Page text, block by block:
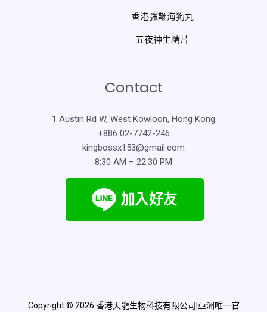
香港強鞭海狗丸
五夜神生精片
Contact
1 Austin Rd W, West Kowloon, Hong Kong
+886 02-7742-246
kingbossx153@gmail.com
8:30 AM – 22:30 PM
Copyright © 2026 香港天龍生物科技有限公司|亞洲唯一官